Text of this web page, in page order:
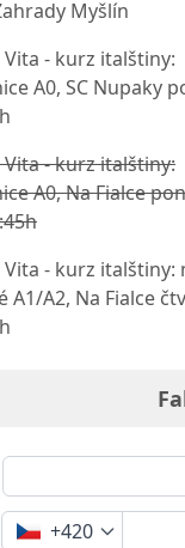
Myšlín
Vita - kurz italštiny:
A0, SC Nupaky
- kurz italštiny:
A0, Na Fialce
Vita - kurz italštiny:
A1/A2, Na Fialce
+420